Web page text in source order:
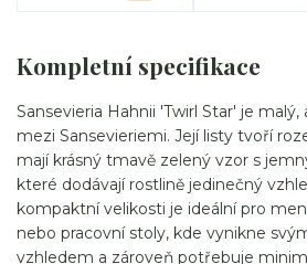
Kompletní specifikace
Sansevieria Hahnii 'Twirl Star' je
mezi Sansevieriemi. Její listy tvoří
mají krásný tmavě zelený vzor s
které dodávají rostlině jedinečný
kompaktní velikosti je ideální pro
nebo pracovní stoly, kde vynikne
vzhledem a zároveň potřebuje